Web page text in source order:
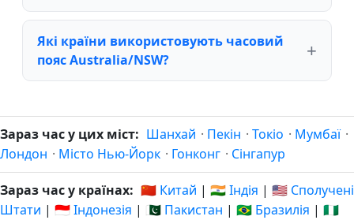
Які країни використовують часовий
пояс Australia/NSW?
Зараз час у цих міст: Шанхай · Пекін · Токіо · Мумбаї ·
Лондон · Місто Нью-Йорк · Гонконг · Сінгапур
Зараз час у країнах: 🇨🇳 Китай | 🇮🇳 Індія | 🇺🇸 Сполучені
Штати | 🇮🇩 Індонезія | 🇵🇰 Пакистан | 🇧🇷 Бразилія | 🇳🇬